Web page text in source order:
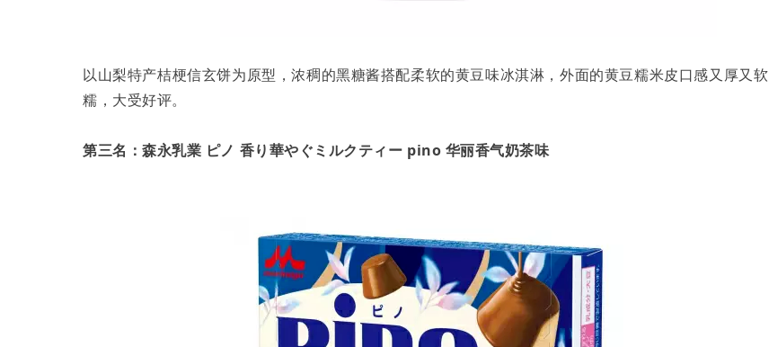
以山梨特产桔梗信玄饼为原型，浓稠的黑糖酱搭配柔软的黄豆味冰淇淋，外面的黄豆糯米皮口感又厚又软
糯，大受好评。
第三名：森永乳業 ピノ 香り華やぐミルクティー pino 华丽香气奶茶味